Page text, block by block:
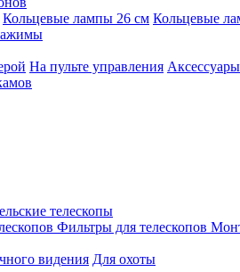
Кольцевые лампы 26 см Кольцевые
На пульте управления
телескопы
Фильтры для телескопов
видения Для охоты